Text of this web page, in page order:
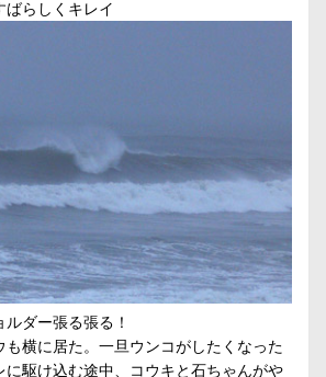
ばらしくキレイ
ダー張る張る！
も横に居た。一旦ウンコがしたくなった
に駆け込む途中、コウキと石ちゃんがや